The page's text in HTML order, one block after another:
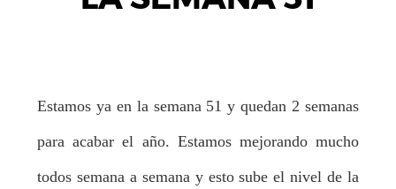
Estamos ya en la semana 51 y quedan 2 semanas
para acabar el año. Estamos mejorando mucho
todos semana a semana y esto sube el nivel de la